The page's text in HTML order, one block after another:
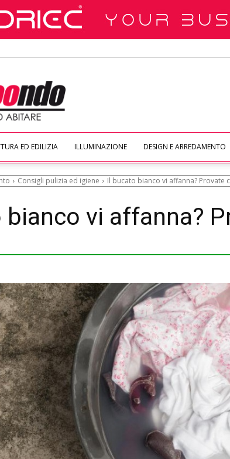
ED EDILIZIA ILLUMINAZIONE DESIGN E ARREDAMENTO
Consigli pulizia ed igiene Il bucato bianco vi affanna? Provate
vi affanna?